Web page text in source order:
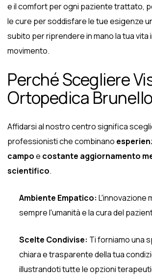
e il comfort per ogni paziente trattato,
le cure per soddisfare le tue esigenze
subito per riprendere in mano la tua vita
movimento.
Perché Scegliere
Ortopedica
Affidarsi al nostro centro significa
professionisti che combinano
campoe costante aggiornamento
scientifico.
Ambiente Empatico: L'innovazione
sempre l'umanità e la cura del
Scelte Condivise: Ti forniamo una
chiara e trasparente della tua
illustrandoti tutte le opzioni